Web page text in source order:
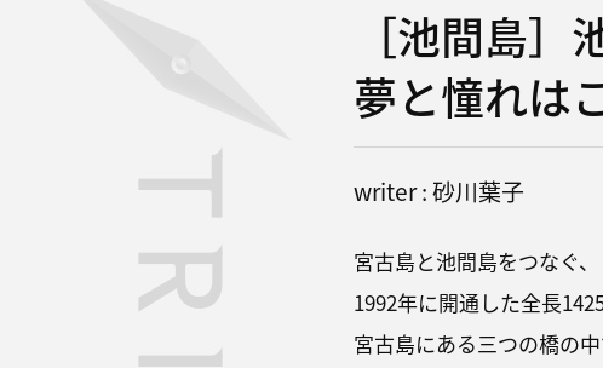
［池間島
夢と憧れは
writer : 砂川葉子
宮古島と池間島をつなぐ、
1992年に開通した全長
宮古島にある三つの橋の